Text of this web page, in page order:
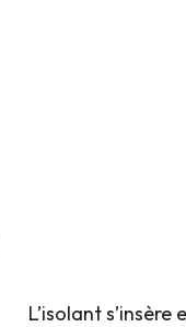
L’isolant s’insère